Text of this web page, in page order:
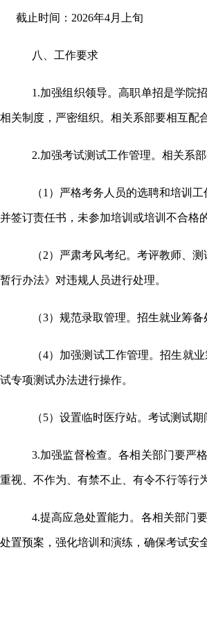
截止时间： 2026年4月上旬
八、工作要求
1.加强组织领导。高职单招是学院
相关制度，严密组织。相关系部要相互配
2.加强考试测试工作管理。 相关系部
（1） 严格考务人员的选聘和培训
并签订责任书，未参加培训或培训不合格
（2） 严肃考风考纪。考评教师、
暂行办法》对违规人员进行处理。
（3） 规范录取管理。 招生就业筹备
（4）加强测试工作管理。招生就
试专项测试办法进行操作。
（5） 设置临时医疗站。考试测试期
3.加强监督检查。各相关部门要严
重视、不作为、有禁不止、有令不行等行
4.提高应急处置能力。 各相关部门要
处置预案，强化培训和演练，确保考试安